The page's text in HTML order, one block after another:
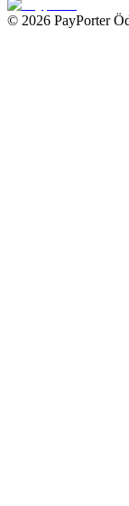
© 2026 PayPorter